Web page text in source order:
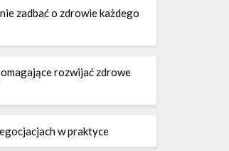
zadbać o zdrowie każdego
rozwijać zdrowe
w praktyce